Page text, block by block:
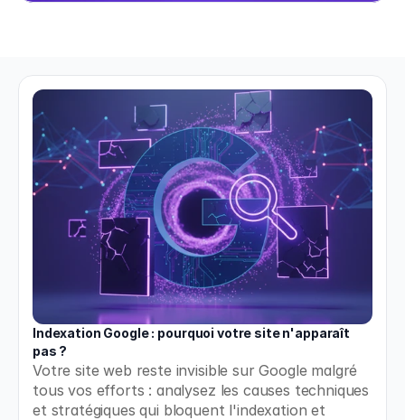
Indexation Google : pourquoi votre site n'apparaît
pas ?
Votre site web reste invisible sur Google malgré
tous vos efforts : analysez les causes techniques
et stratégiques qui bloquent l'indexation et